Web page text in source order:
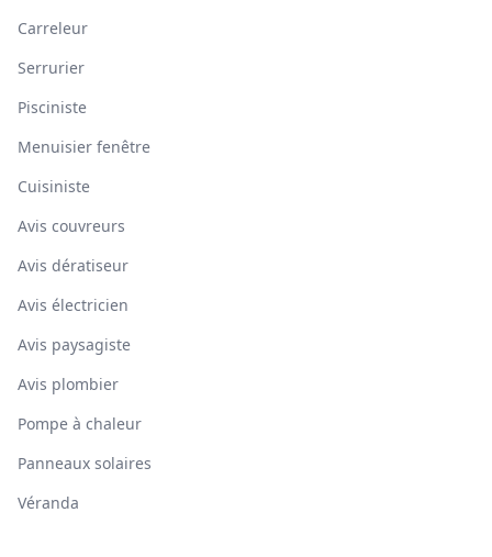
Carreleur
Serrurier
Pisciniste
Menuisier fenêtre
Cuisiniste
Avis couvreurs
Avis dératiseur
Avis électricien
Avis paysagiste
Avis plombier
Pompe à chaleur
Panneaux solaires
Véranda